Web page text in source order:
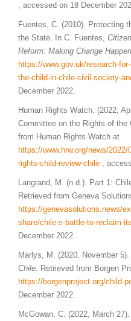
, accessed on 18 December
Fuentes, C. (2010). Protecting
the State. In C. Fuentes,
Reform: Making Change Happen
https://www.gov.uk/research-
the-child-in-chile-civil-society-
December 2022.
Human Rights Watch. (2022,
Committee on the Rights of the
from Human Rights Watch at
https://www.hrw.org/news/
rights-child-review-chile ,
Langrand, M. (n.d.). Part 1:
Retrieved from Geneva
https://genevasolutions.news/
share/chile-s-battle-to-reclaim-
December 2022.
Marlys, M. (2020, November 5).
Chile. Retrieved from Borgen
https://borgenproject.org/child-
December 2022.
McGowan, C. (2022, March 27).